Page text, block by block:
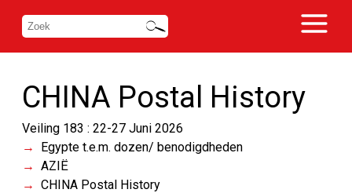
CHINA Postal History
Veiling 183 : 22-27 Juni 2026
Egypte t.e.m. dozen/ benodigdheden
AZIË
CHINA Postal History